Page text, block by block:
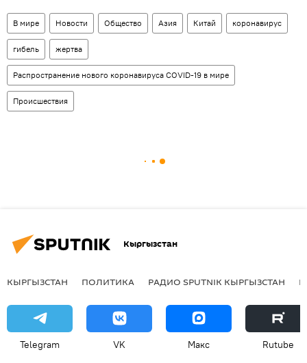
В мире Новости Общество Азия Китай коронавирус
гибель жертва
Распространение нового коронавируса COVID-19 в мире
Происшествия
Кыргызстан
КЫРГЫЗСТАН ПОЛИТИКА РАДИО SPUTNIK КЫРГЫЗСТАН
Telegram VK Макс Rutube